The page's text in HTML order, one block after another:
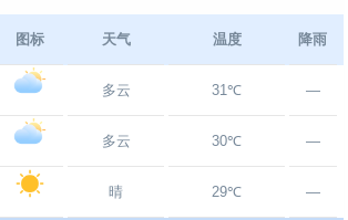
图标 天气 温度 降雨
多云 31℃ —
多云 30℃ —
晴 29℃ —